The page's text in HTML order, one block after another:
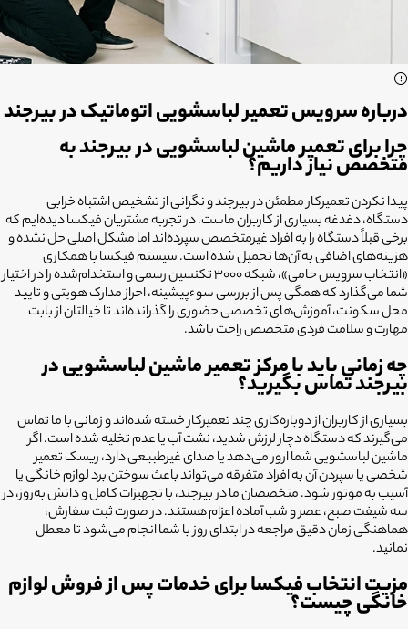
درباره سرویس تعمیر لباسشویی اتوماتیک در بیرجند
چرا برای تعمیر ماشین لباسشویی در بیرجند به
متخصص نیاز داریم؟
پیدا نکردن تعمیرکار مطمئن در بیرجند و نگرانی از تشخیص اشتباه خرابی
دستگاه، دغدغه بسیاری از کاربران ماست. در تجربه مشتریان فیکسا دیده‌ایم که
برخی قبلاً دستگاه را به افراد غیرمتخصص سپرده‌اند اما مشکل اصلی حل نشده و
هزینه‌های اضافی به آن‌ها تحمیل شده است. سیستم فیکسا با همکاری
«انتخاب سرویس حامی»، شبکه ۳۰۰۰ تکنسین رسمی و استخدام‌شده را در اختیار
شما می‌گذارد که همگی پس از بررسی سوءپیشینه، احراز مدارک هویتی و تایید
محل سکونت، آموزش‌های تخصصی حضوری را گذرانده‌اند تا خیالتان از بابت
مهارت و سلامت فردی متخصص راحت باشد.
چه زمانی باید با مرکز تعمیر ماشین لباسشویی در
بیرجند تماس بگیرید؟
بسیاری از کاربران از دوباره‌کاری چند تعمیرکار خسته شده‌اند و زمانی با ما تماس
می‌گیرند که دستگاه دچار لرزش شدید، نشت آب یا عدم تخلیه شده است. اگر
ماشین لباسشویی شما ارور می‌دهد یا صدای غیرطبیعی دارد، ریسک تعمیر
شخصی یا سپردن آن به افراد متفرقه می‌تواند باعث سوختن برد لوازم خانگی یا
آسیب به موتور شود. متخصصان ما در بیرجند، با تجهیزات کامل و دانش به‌روز، در
سه شیفت صبح، عصر و شب آماده اعزام هستند. در صورت ثبت سفارش،
هماهنگی زمان دقیق مراجعه در ابتدای روز با شما انجام می‌شود تا معطل
نمانید.
مزیت انتخاب فیکسا برای خدمات پس از فروش لوازم
خانگی چیست؟